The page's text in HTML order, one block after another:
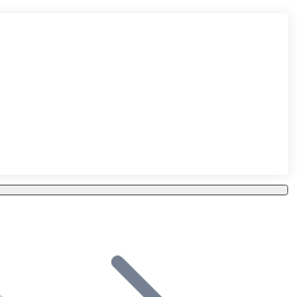
en tu plataforma.